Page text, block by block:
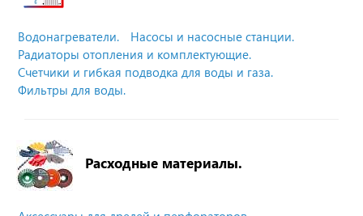
Водонагреватели.
Насосы и насосные станции.
Радиаторы отопления и комплектующие.
Счетчики и гибкая подводка для воды и газа.
Фильтры для воды.
Расходные материалы.